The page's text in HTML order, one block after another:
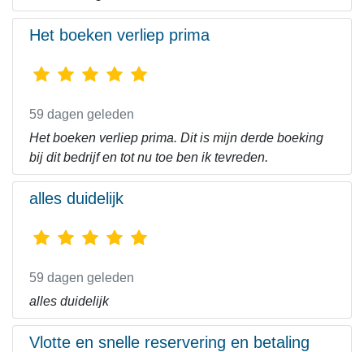
Het boeken verliep prima
59 dagen geleden
Het boeken verliep prima. Dit is mijn derde boeking
bij dit bedrijf en tot nu toe ben ik tevreden.
alles duidelijk
59 dagen geleden
alles duidelijk
Vlotte en snelle reservering en betaling